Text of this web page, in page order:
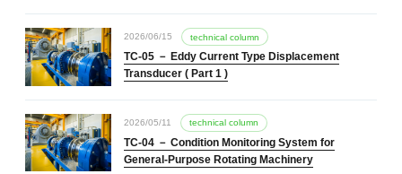
2026/06/15 technical column
TC-05 － Eddy Current Type Displacement
Transducer ( Part 1 )
2026/05/11 technical column
TC-04 － Condition Monitoring System for
General-Purpose Rotating Machinery